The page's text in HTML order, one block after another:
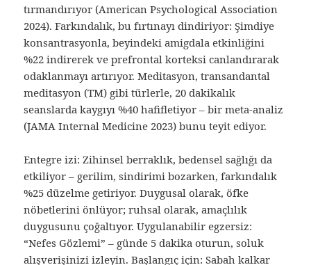
tırmandırıyor (American Psychological Association
2024). Farkındalık, bu fırtınayı dindiriyor: Şimdiye
konsantrasyonla, beyindeki amigdala etkinliğini
%22 indirerek ve prefrontal korteksi canlandırarak
odaklanmayı artırıyor. Meditasyon, transandantal
meditasyon (TM) gibi türlerle, 20 dakikalık
seanslarda kaygıyı %40 hafifletiyor – bir meta-analiz
(JAMA Internal Medicine 2023) bunu teyit ediyor.
Entegre izi: Zihinsel berraklık, bedensel sağlığı da
etkiliyor – gerilim, sindirimi bozarken, farkındalık
%25 düzelme getiriyor. Duygusal olarak, öfke
nöbetlerini önlüyor; ruhsal olarak, amaçlılık
duygusunu çoğaltıyor. Uygulanabilir egzersiz:
“Nefes Gözlemi” – günde 5 dakika oturun, soluk
alışverişinizi izleyin. Başlangıç için: Sabah kalkar